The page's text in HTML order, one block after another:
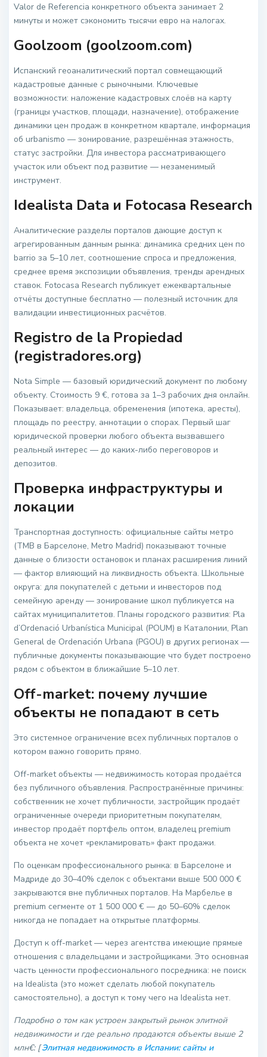
Valor de Referencia конкретного объекта занимает 2
минуты и может сэкономить тысячи евро на налогах.
Goolzoom (goolzoom.com)
Испанский геоаналитический портал совмещающий
кадастровые данные с рыночными. Ключевые
возможности: наложение кадастровых слоёв на карту
(границы участков, площади, назначение), отображение
динамики цен продаж в конкретном квартале, информация
об urbanismo — зонирование, разрешённая этажность,
статус застройки. Для инвестора рассматривающего
участок или объект под развитие — незаменимый
инструмент.
Idealista Data и Fotocasa Research
Аналитические разделы порталов дающие доступ к
агрегированным данным рынка: динамика средних цен по
barrio за 5–10 лет, соотношение спроса и предложения,
среднее время экспозиции объявления, тренды арендных
ставок. Fotocasa Research публикует ежеквартальные
отчёты доступные бесплатно — полезный источник для
валидации инвестиционных расчётов.
Registro de la Propiedad
(registradores.org)
Nota Simple — базовый юридический документ по любому
объекту. Стоимость 9 €, готова за 1–3 рабочих дня онлайн.
Показывает: владельца, обременения (ипотека, аресты),
площадь по реестру, аннотации о спорах. Первый шаг
юридической проверки любого объекта вызвавшего
реальный интерес — до каких-либо переговоров и
депозитов.
Проверка инфраструктуры и
локации
Транспортная доступность: официальные сайты метро
(TMB в Барселоне, Metro Madrid) показывают точные
данные о близости остановок и планах расширения линий
— фактор влияющий на ликвидность объекта. Школьные
округа: для покупателей с детьми и инвесторов под
семейную аренду — зонирование школ публикуется на
сайтах муниципалитетов. Планы городского развития: Pla
d’Ordenació Urbanística Municipal (POUM) в Каталонии, Plan
General de Ordenación Urbana (PGOU) в других регионах —
публичные документы показывающие что будет построено
рядом с объектом в ближайшие 5–10 лет.
Off-market: почему лучшие
объекты не попадают в сеть
Это системное ограничение всех публичных порталов о
котором важно говорить прямо.
Off-market объекты — недвижимость которая продаётся
без публичного объявления. Распространённые причины:
собственник не хочет публичности, застройщик продаёт
ограниченные очереди приоритетным покупателям,
инвестор продаёт портфель оптом, владелец premium
объекта не хочет «рекламировать» факт продажи.
По оценкам профессионального рынка: в Барселоне и
Мадриде до 30–40% сделок с объектами выше 500 000 €
закрываются вне публичных порталов. На Марбелье в
premium сегменте от 1 500 000 € — до 50–60% сделок
никогда не попадает на открытые платформы.
Доступ к off-market — через агентства имеющие прямые
отношения с владельцами и застройщиками. Это основная
часть ценности профессионального посредника: не поиск
на Idealista (это может сделать любой покупатель
самостоятельно), а доступ к тому чего на Idealista нет.
Подробно о том как устроен закрытый рынок элитной
недвижимости и где реально продаются объекты выше 2
млн€: [Элитная недвижимость в Испании: сайты и